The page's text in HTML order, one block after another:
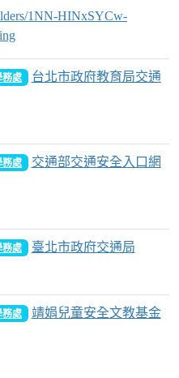
1NN-HINxSYCw-
務處
台北市政府教育局交通
務處
交通部交通安全入口網
務處
臺北市政府交通局
務處
靖娟兒童安全文教基金